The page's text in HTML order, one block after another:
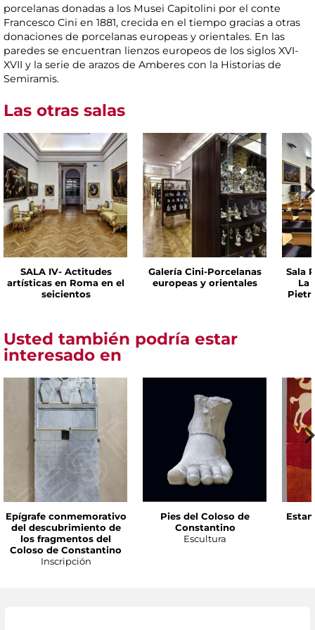
porcelanas donadas a los Musei Capitolini por el conte
Francesco Cini en 1881, crecida en el tiempo gracias a otras
donaciones de porcelanas europeas y orientales. En las
paredes se encuentran lienzos europeos de los siglos XVI-
XVII y la serie de arazos de Amberes con la Historias de
Semiramis.
Las otras salas
SALA IV- Actitudes
artísticas en Roma en el
seicientos
Galería Cini-Porcelanas
europeas y orientales
Sala
La
Usted también podría estar
interesado en
Epígrafe conmemorativo
del descubrimiento de
los fragmentos del
Coloso de Constantino
Inscripción
Pies del Coloso de
Constantino
Escultura